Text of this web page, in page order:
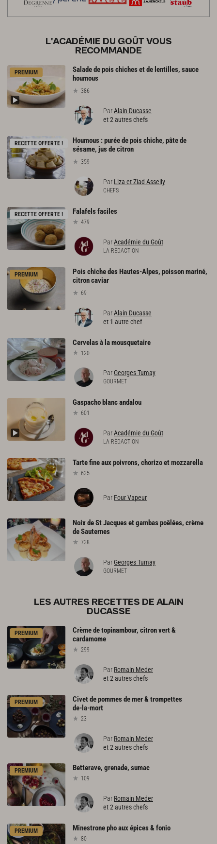
L'ACADÉMIE DU GOÛT VOUS
RECOMMANDE
PREMIUM
Salade de pois chiches et de lentilles, sauce
houmous
386
ParAlain Ducasse
et 2 autres chefs
RECETTE OFFERTE !
Houmous : purée de pois chiche, pâte de
sésame, jus de citron
359
Par Liza et Ziad Asseily
CHEFS
RECETTE OFFERTE ! Falafelsfaciles
479
ParAcadémie du Goût
LA RÉDACTION
PREMIUM
Pois chiche des Hautes-Alpes, poisson mariné,
citron caviar
69
ParAlain Ducasse
et 1 autre chef
Cervelasà lamousquetaire
120
ParGeorges Tumay
GOURMET
Gaspacho blancandalou
601
ParAcadémie du Goût
LA RÉDACTION
Tartefineauxpoivrons, chorizoetmozzarella
635
Par Four Vapeur
NoixdeStJacquesetgambaspoêlées, crème
deSauternes
738
ParGeorges Tumay
GOURMET
LES AUTRES RECETTES DE ALAIN
DUCASSE
PREMIUM Crèmedetopinambour, citronvert&
cardamome
299
Par Romain Meder
et 2 autres chefs
PREMIUM Civetdepommesdemer& trompettes
de-la-mort
23
Par Romain Meder
et 2 autres chefs
PREMIUM Betterave, grenade, sumac
109
Par Romain Meder
et 2 autres chefs
PREMIUM Minestronephoauxépices& fonio
80